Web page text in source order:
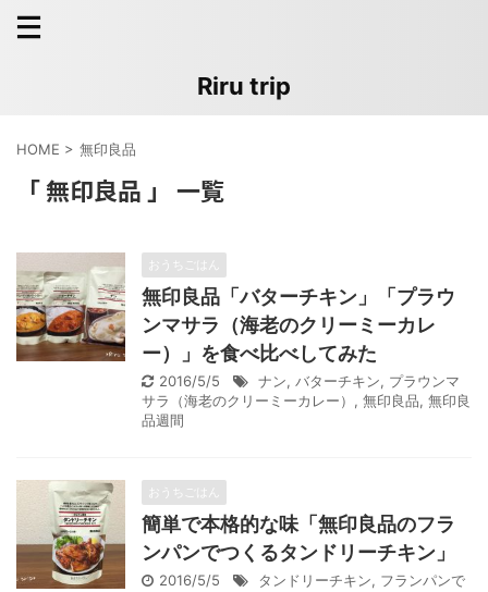
Riru trip
HOME > 無印良品
「 無印良品 」 一覧
おうちごはん
無印良品「バターチキン」「プラウ
ンマサラ（海老のクリーミーカレ
ー）」を食べ比べしてみた
2016/5/5 ナン, バターチキン, プラウンマ
サラ（海老のクリーミーカレー） , 無印良品, 無印良
品週間
おうちごはん
簡単で本格的な味「無印良品のフラ
ンパンでつくるタンドリーチキン」
2016/5/5 タンドリーチキン, フランパンで